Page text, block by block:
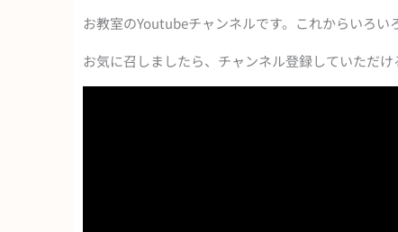
お教室のYoutubeチャンネルです。これからいろい
お気に召しましたら、チャンネル登録していただ